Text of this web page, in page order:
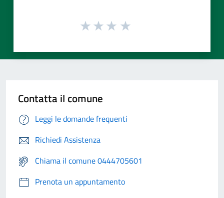
Contatta il comune
Leggi le domande frequenti
Richiedi Assistenza
Chiama il comune 0444705601
Prenota un appuntamento